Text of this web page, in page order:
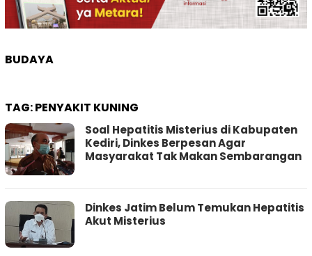
BUDAYA
TAG:PENYAKIT KUNING
Soal Hepatitis Misterius di Kabupaten
Kediri, Dinkes Berpesan Agar
Masyarakat Tak Makan Sembarangan
Dinkes Jatim Belum Temukan Hepatitis
Akut Misterius